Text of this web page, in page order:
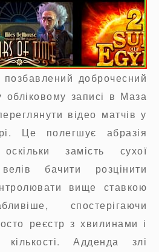
доброчесний
записі в Маза
відео матчів у
Це полегшує абразія
замість сухої
бачити розцінити
вище ставкою
спостерігаючи
реєстр з хвилинами і
Адденда злі